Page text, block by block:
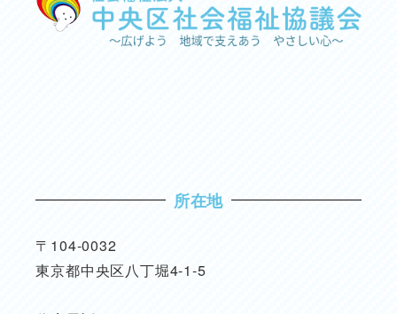
所在地
〒104-0032
東京都中央区八丁堀4-1-5